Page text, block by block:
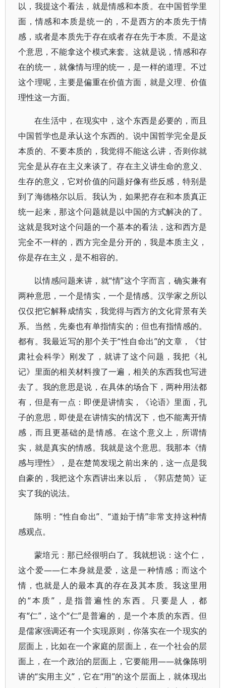
以，我提这个看法，就是情感和本质。在中国哲学里
面，情感和本质是统一的，不是西方的本质先于情
感，或者是本质先于存在或者存在先于本质。不是这
个意思，不能拿这个模式来套。这就是说，情感和存
在的统一，就像情与理的统一，是一样的道理。不过
这个理呢，主要是偏重在价值方面，就是义理、价值
理性这一方面。
在生活中，在现实中，这个东西是必要的，而且
中国哲学也是承认这个东西的。说中国哲学完全是反
本质的、不要本质的，我觉得不能这么讲，否则你就
完全是从存在主义来谈了。存在主义讲生命的意义、
生存的意义，它对价值的问题好像有些反感，特别是
到了海德格尔以后。我认为，如果把存在和本质真正
统一起来，那这个问题就是以中国的方式解决的了。
这就是我对这个问题的一个基本的看法，这和西方是
完全不一样的，西方完全是分开的，我是本质主义，
你是存在主义，是不相容的。
以情感问题来讲，就“情”这个字而言，确实兼有
两种意思，一个是情实，一个是情感。汉学家之所以
仅仅把它解释成情实，我觉得与西方的文化背景有关
系。当然，先秦也有单指情实的；但也有指情感的。
都有。我最近写的那个关于“性自命出”的文章，《甘
肃社会科学》刚发了，就讲了这个问题，我把《礼
记》里面的相关材料搜了一遍，相关的东西我也写进
去了。我的意思是说，在具体的场合下，两种用法都
有，但是有一点：即便是讲情实，《论语》里面，孔
子的意思，即使是在讲情实的情况下，也不能离开情
感，而且更基础的是情感。在这个意义上，所谓情
实，就是真实的情感。我就是这个意思。我那本《情
感与理性》，是在楚简发现之前出来的，这一点是我
自豪的，我把这个东西讲出来以后，《郭店楚简》证
实了我的说法。
陈明：“性自命出”、“道始于情”非常支持这种情
感观点。
蒙培元：那已经很明白了。我就想说：这个仁，
这个爱——仁本身就是爱，这是一种情感；而这个
情，也就是人的最本真的存在及其本质。我这里用
的“本质”，是指普遍性的东西。只要是人，都
有“仁”，这个“仁”是普遍的，是一个本质的东西。但
是儒家强调还有一个实现原则，你落实在一个现实的
层面上，比如在一个家庭的层面上，在一个社会的层
面上，在一个政治的层面上，它要能用——就像陈明
讲的“实用主义”，它在“用”的这个层面上，就体现出